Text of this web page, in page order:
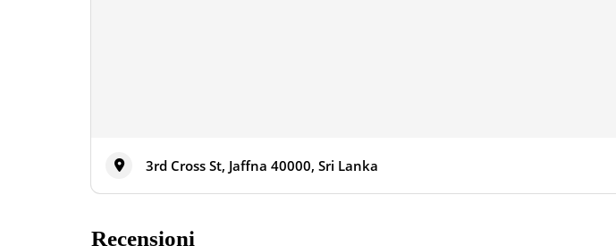
3rd Cross St, Jaffna 40000, Sri Lanka
Recensioni